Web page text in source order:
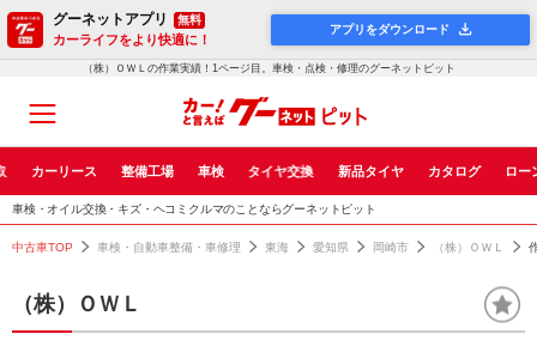
グーネットアプリ 無料
カーライフをより快適に！
アプリをダウンロード
（株）ＯＷＬの作業実績！1ページ目。車検・点検・修理のグーネットピット
カーリース 整備工場 車検 タイヤ交換 新品タイヤ カタログ ロー
車検・オイル交換・キズ・ヘコミクルマのことならグーネットピット
中古車TOP 車検・自動車整備・車修理 東海 愛知県 岡崎市 （株）ＯＷＬ
（株）ＯＷＬ